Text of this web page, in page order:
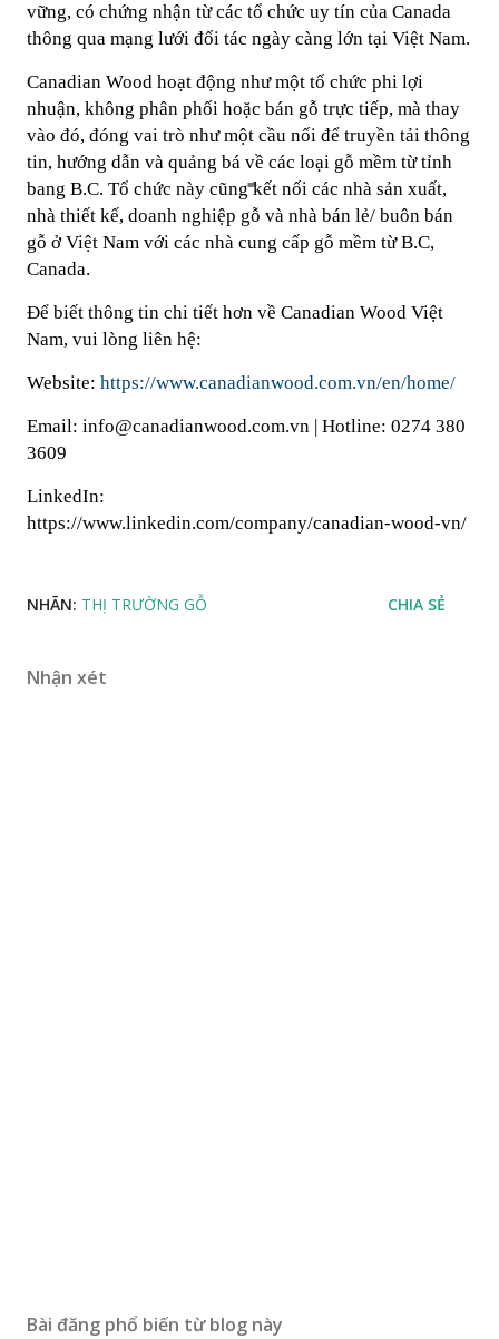
vững, có chứng nhận từ các tổ chức uy tín của Canada
thông qua mạng lưới đối tác ngày càng lớn tại Việt Nam.
Canadian Wood hoạt động như một tổ chức phi lợi
nhuận, không phân phối hoặc bán gỗ trực tiếp, mà thay
vào đó, đóng vai trò như một cầu nối để truyền tải thông
tin, hướng dẫn và quảng bá về các loại gỗ mềm từ tỉnh
bang B.C. Tổ chức này cũng kết nối các nhà sản xuất,
nhà thiết kế, doanh nghiệp gỗ và nhà bán lẻ/ buôn bán
gỗ ở Việt Nam với các nhà cung cấp gỗ mềm từ B.C,
Canada.
Để biết thông tin chi tiết hơn về Canadian Wood Việt
Nam, vui lòng liên hệ:
Website: https://www.canadianwood.com.vn/en/home/
Email: info@canadianwood.com.vn | Hotline: 0274 380
3609
LinkedIn:
https://www.linkedin.com/company/canadian-wood-vn/
NHÃN: THỊ TRƯỜNG GỖ CHIA SẺ
Nhận xét
Bài đăng phổ biến từ blog này